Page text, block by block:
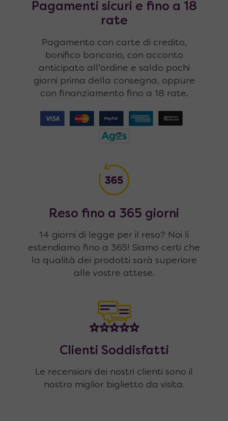
Pagamenti sicuri e fino a 18
rate
Pagamento con carte di credito,
bonifico bancario, con acconto
anticipato all'ordine e saldo pochi
giorni prima della consegna, oppure
con finanziamento fino a 18 rate.
Reso fino a 365 giorni
14 giorni di legge per il reso? Noi li
estendiamo fino a 365! Siamo certi che
la qualità dei prodotti sarà superiore
alle vostre attese.
Clienti Soddisfatti
Le recensioni dei nostri clienti sono il
nostro miglior biglietto da visita.